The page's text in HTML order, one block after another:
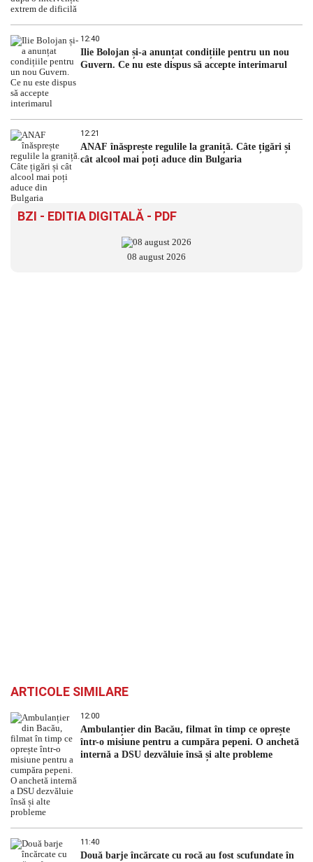
12:40
Ilie Bolojan și-a anunțat condițiile pentru un nou
Guvern. Ce nu este dispus să accepte interimarul
12:21
ANAF înăsprește regulile la graniță. Câte țigări și
cât alcool mai poți aduce din Bulgaria
BZI - EDITIA DIGITALĂ - PDF
08 august 2026
ARTICOLE SIMILARE
12:00
Ambulanțier din Bacău, filmat în timp ce oprește
într-o misiune pentru a cumpăra pepeni. O anchetă
internă a DSU dezvăluie însă și alte probleme
11:40
Două barje încărcate cu rocă au fost scufundate în